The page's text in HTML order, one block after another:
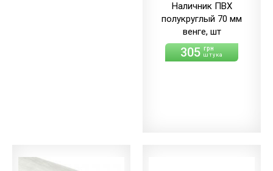
Наличник ПВХ
полукруглый 70 мм
венге, шт
305 грн
штука